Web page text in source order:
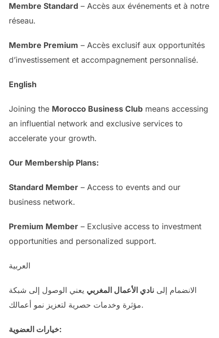
Membre Standard – Accès aux événements et à notre
réseau.
Membre Premium – Accès exclusif aux opportunités
d’investissement et accompagnement personnalisé.
English
Joining the Morocco Business Clubmeans accessing
an influential network and exclusive services to
accelerate your growth.
Our Membership Plans:
Standard Member– Access to events and our
business network.
Premium Member– Exclusive access to investment
opportunities and personalized support.
العربية
الانضمام إلىنادي الأعمال المغربي يعني الوصول إلى شبكة
مؤثرة وخدمات حصرية لتعزيز نمو أعمالك.
خيارات العضوية: